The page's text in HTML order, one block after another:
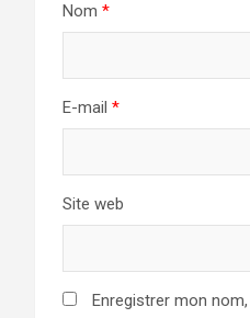
Nom *
E-mail *
Site web
Enregistrer mon